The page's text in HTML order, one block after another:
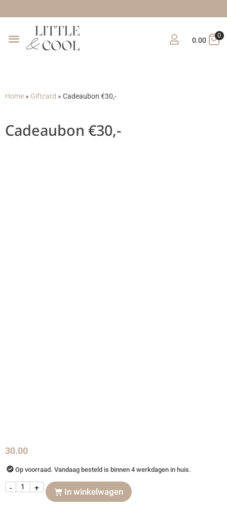
0.00
0
Home » Giftcard » Cadeaubon €30,-
Cadeaubon €30,-
30.00
Op voorraad. Vandaag besteld is binnen 4 werkdagen in huis.
- + In winkelwagen